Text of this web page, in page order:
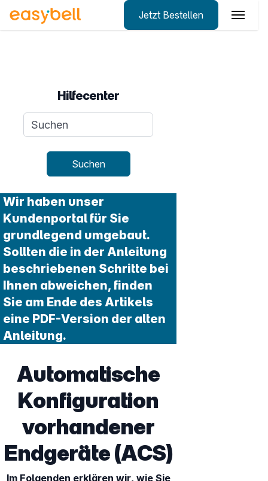
Jetzt Bestellen
Hilfecenter
Suchanfrage
Suchen
Wir haben unser
Kundenportal für Sie
grundlegend umgebaut.
Sollten die in der Anleitung
beschriebenen Schritte bei
Ihnen abweichen, finden
Sie am Ende des Artikels
eine PDF-Version der alten
Anleitung.
Automatische
Konfiguration
vorhandener
Endgeräte (ACS)
Im Folgenden erklären wir, wie Sie